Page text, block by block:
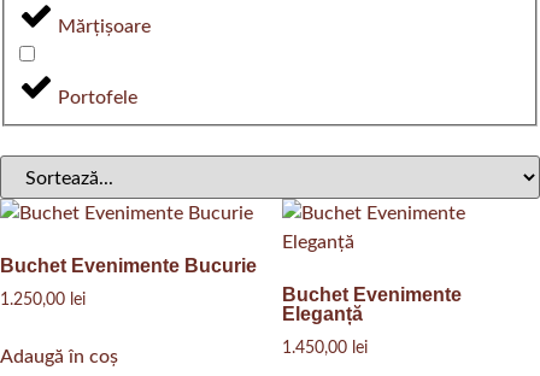
Mărțișoare
Portofele
Buchet Evenimente Bucurie
1.250,00 lei
Adaugă în coș
Buchet Evenimente
Eleganță
1.450,00 lei